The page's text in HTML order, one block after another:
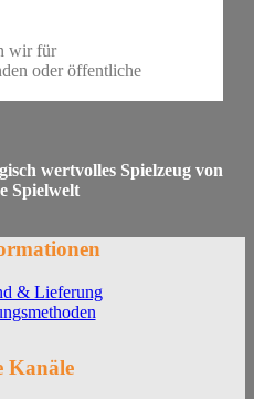
wir für
oder öffentliche
wertvolles Spielzeug von
Spielwelt
& Lieferung
Kanäle